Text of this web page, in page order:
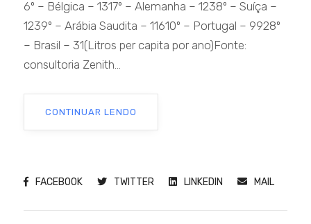
6º – Bélgica – 1317º – Alemanha – 1238º – Suíça –
1239º – Arábia Saudita – 11610º – Portugal – 9928º
– Brasil – 31(Litros per capita por ano)Fonte:
consultoria Zenith...
CONTINUAR LENDO
FACEBOOK TWITTER LINKEDIN MAIL